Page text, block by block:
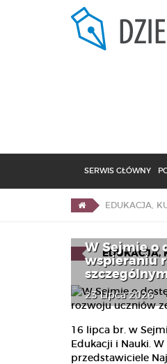
SERWIS GŁÓWNY
EDUKACJA,
EDUKACJA,
W Sejmie o
wspieraniu
23 Lipca 2026
16 lipca br. w
Edukacji i Nauki.
przedstawiciele